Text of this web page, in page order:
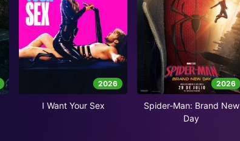
2026
I Want Your Sex
2026
Spider-Man: Brand New
Day